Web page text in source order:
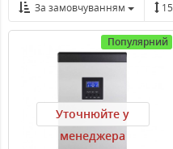
За замовчуванням 15
Популярний
Уточнюйте у
менеджера